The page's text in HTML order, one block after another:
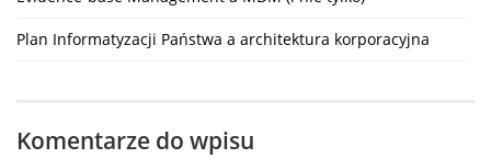
Plan Informatyzacji Państwa a architektura korporacyjna
Komentarze do wpisu